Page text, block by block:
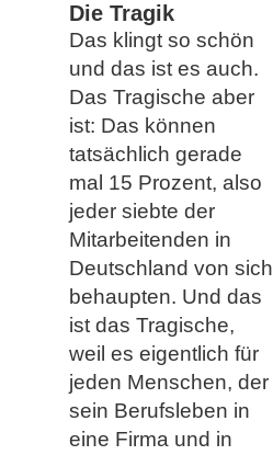
Die Tragik
Das klingt so schön
und das ist es auch.
Das Tragische aber
ist: Das können
tatsächlich gerade
mal 15 Prozent, also
jeder siebte der
Mitarbeitenden in
Deutschland von sich
behaupten. Und das
ist das Tragische,
weil es eigentlich für
jeden Menschen, der
sein Berufsleben in
eine Firma und in